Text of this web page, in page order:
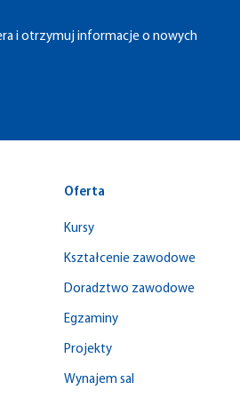
i otrzymuj informacje o nowych
Oferta
Kursy
Kształcenie zawodowe
Doradztwo zawodowe
Egzaminy
Projekty
Wynajem sal